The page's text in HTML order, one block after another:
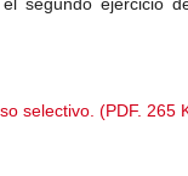
segundo ejercicio
selectivo. (PDF. 265